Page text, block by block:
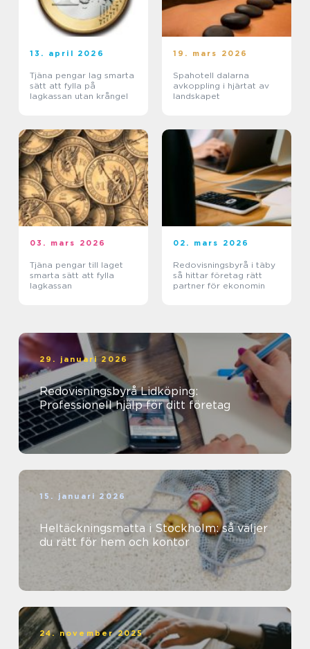
13. april 2026
Tjäna pengar lag smarta
sätt att fylla på
lagkassan utan krångel
19. mars 2026
Spahotell dalarna
avkoppling i hjärtat av
landskapet
03. mars 2026
Tjäna pengar till laget
smarta sätt att fylla
lagkassan
02. mars 2026
Redovisningsbyrå i täby
så hittar företag rätt
partner för ekonomin
29. januari 2026
Redovisningsbyrå Lidköping:
Professionell hjälp för ditt företag
15. januari 2026
Heltäckningsmatta i Stockholm: så väljer
du rätt för hem och kontor
24. november 2025